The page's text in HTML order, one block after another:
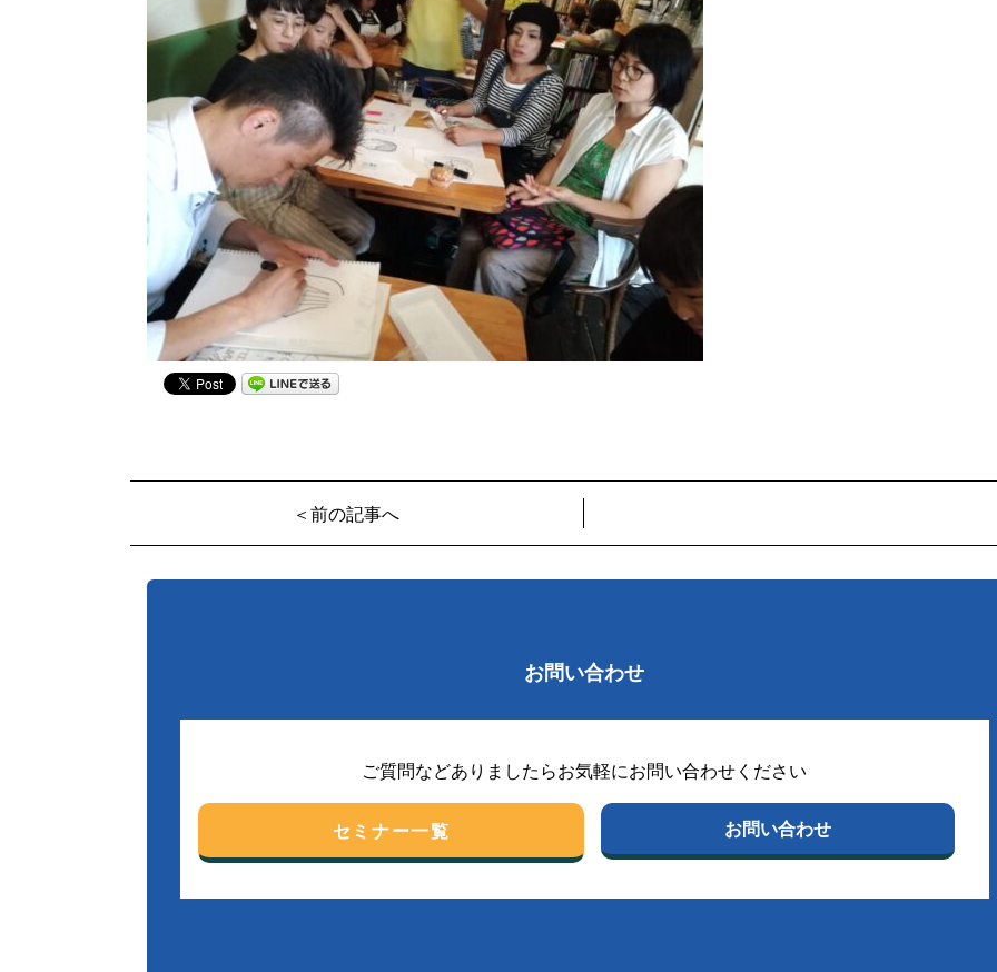
＜前の記事へ
お問い合わせ
ご質問などありましたらお気軽にお問い合わせください
セミナー一覧 お問い合わせ